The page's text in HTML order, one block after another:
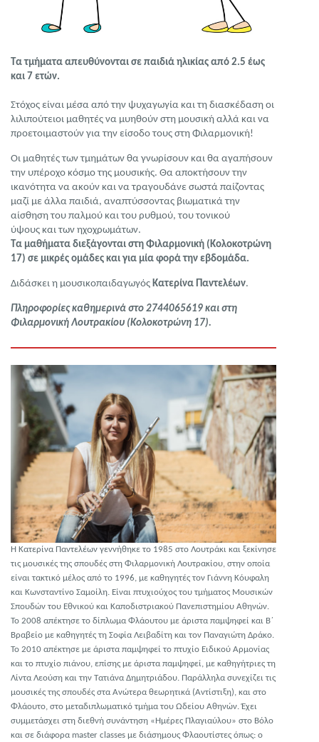
Τα τμήματα απευθύνονται σε παιδιά ηλικίας από 2.5 έως
και 7 ετών.
Στόχος είναι μέσα από την ψυχαγωγία και τη διασκέδαση οι
λιλιπούτειοι μαθητές να μυηθούν στη μουσική αλλά και να
προετοιμαστούν για την είσοδο τους στη Φιλαρμονική!
Οι μαθητές των τμημάτων θα γνωρίσουν και θα αγαπήσουν
την υπέροχο κόσμο της μουσικής. Θα αποκτήσουν την
ικανότητα να ακούν και να τραγουδάνε σωστά παίζοντας
μαζί με άλλα παιδιά, αναπτύσσοντας βιωματικά την
αίσθηση του παλμού και του ρυθμού, του τονικού
ύψους και των ηχοχρωμάτων.
Τα μαθήματα διεξάγονται στη Φιλαρμονική (Κολοκοτρώνη
17) σε μικρές ομάδες και για μία φορά την εβδομάδα.
Διδάσκει η μουσικοπαιδαγωγός Κατερίνα Παντελέων.
Πληροφορίες καθημερινά στο 2744065619 και στη
Φιλαρμονική Λουτρακίου (Κολοκοτρώνη 17).
Η Κατερίνα Παντελέων γεννήθηκε το 1985 στο Λουτράκι και ξεκίνησε
τις μουσικές της σπουδές στη Φιλαρμονική Λουτρακίου, στην οποία
είναι τακτικό μέλος από το 1996, με καθηγητές τον Γιάννη Κόυφαλη
και Κωνσταντίνο Σαμοίλη. Είναι πτυχιούχος του τμήματος Μουσικών
Σπουδών του Εθνικού και Καποδιστριακού Πανεπιστημίου Αθηνών.
Το 2008 απέκτησε το δίπλωμα Φλάουτου με άριστα παμψηφεί και Β΄
Βραβείο με καθηγητές τη Σοφία Λειβαδίτη και τον Παναγιώτη Δράκο.
Το 2010 απέκτησε με άριστα παμψηφεί το πτυχίο Ειδικού Αρμονίας
και το πτυχίο πιάνου, επίσης με άριστα παμψηφεί, με καθηγήτριες τη
Λίντα Λεούση και την Τατιάνα Δημητριάδου. Παράλληλα συνεχίζει τις
μουσικές της σπουδές στα Ανώτερα θεωρητικά (Αντίστιξη), και στο
Φλάουτο, στο μεταδιπλωματικό τμήμα του Ωδείου Αθηνών. Έχει
συμμετάσχει στη διεθνή συνάντηση «Ημέρες Πλαγιαύλου» στο Βόλο
και σε διάφορα master classes με διάσημους Φλαουτίστες όπως: o